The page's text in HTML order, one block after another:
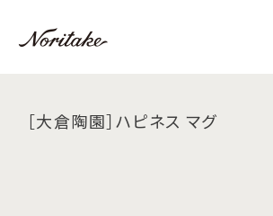
［大倉陶園］ハピネス マグ